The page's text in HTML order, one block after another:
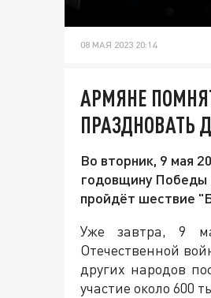
08 МАЯ 2023 20:14
АРМЯНЕ
ПРАЗДНОВАТЬ
Во вторник, 9 мая
годовщину Победы
пройдёт шествие
Уже завтра, 9
Отечественной
других народов
участие около 600